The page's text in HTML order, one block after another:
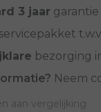
3 jaar
servicepakket
bezorging
Neem
aan vergelijking